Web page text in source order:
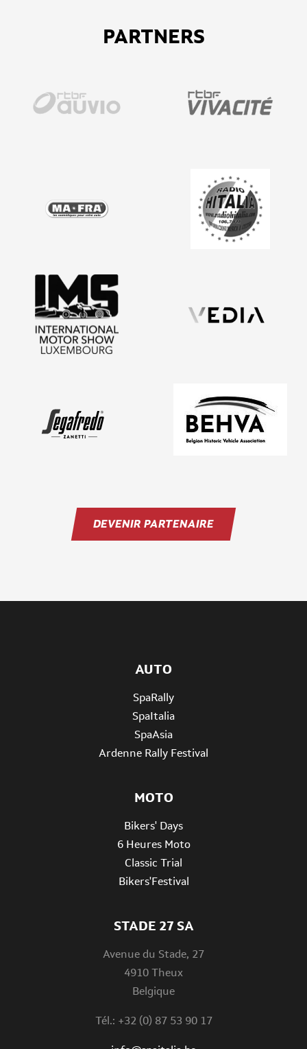
PARTNERS
DEVENIR PARTENAIRE
STADE 27 SA
Avenue du Stade, 27
4910 Theux
Belgique
Tél.: +32 (0) 87 53 90 17
AUTO
SpaRally
SpaItalia
SpaAsia
Ardenne Rally Festival
MOTO
Bikers' Days
6 Heures Moto
Classic Trial
Bikers'Festival